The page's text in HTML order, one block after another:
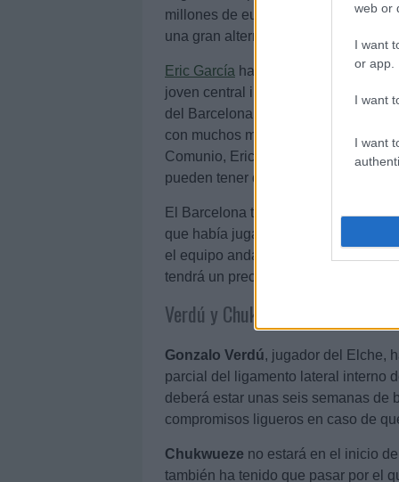
web or
I want
or app.
I want
I want
millones de euros. Agüero tendrá un
una gran alternativa y a un precio
Eric García ha sido el segundo en
joven central internacional con
del Barcelona. A sus 20 años, Eric
con muchos más minutos que en
Comunio, Eric García se postula
pueden tener durante la temporada.
El Barcelona también ha
que había jugado las dos últimas
el equipo andaluz ha anotado 5
tendrá un precio algo superior a los
Verdú y Chukwueze, lesionados
Gonzalo Verdú, jugador del Elche,
parcial del ligamento lateral interno
deberá estar unas seis semanas de
compromisos ligueros en caso de
Chukwueze no estará en el inicio
también ha tenido que pasar por el